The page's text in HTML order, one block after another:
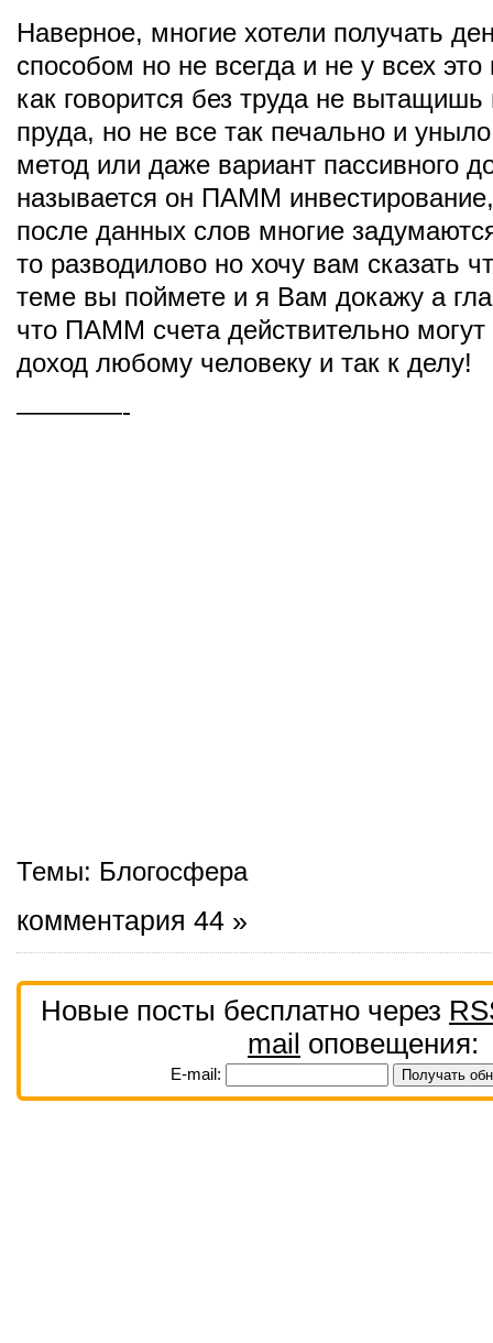
Наверное, многие хотели получать
способом но не всегда и не у всех это
как говорится без труда не вытащишь
пруда, но не все так печально и
метод или даже вариант пассивного
называется он ПАММ
после данных слов многие
то разводилово но хочу вам сказать
теме вы поймете и я Вам докажу а
что ПАММ счета действительно могут
доход любому человеку и так к делу!
————-
Темы: Блогосфера
комментария 44 »
Новые посты бесплатно через
mail оповещения:
E-mail: